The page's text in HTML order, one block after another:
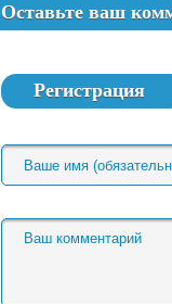
Оставьте ваш
Регистрация